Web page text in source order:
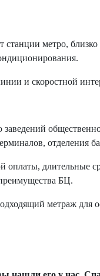
станции метро,
и скоростной
отделения
оплаты, длительные
БЦ.
метраж для